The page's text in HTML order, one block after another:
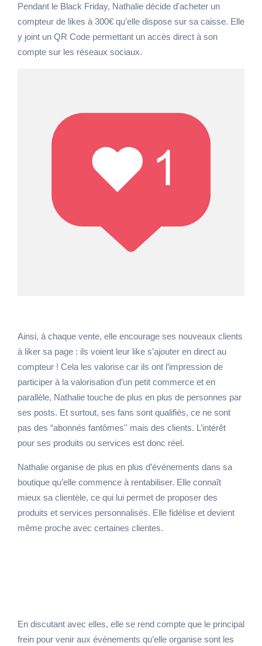
Pendant le Black Friday, Nathalie décide d'acheter un
compteur de likes à 300€ qu’elle dispose sur sa caisse. Elle
y joint un QR Code permettant un accès direct à son
compte sur les réseaux sociaux.
Ainsi, à chaque vente, elle encourage ses nouveaux clients
à liker sa page : ils voient leur like s’ajouter en direct au
compteur ! Cela les valorise car ils ont l’impression de
participer à la valorisation d’un petit commerce et en
parallèle, Nathalie touche de plus en plus de personnes par
ses posts. Et surtout, ses fans sont qualifiés, ce ne sont
pas des “abonnés fantômes'' mais des clients. L’intérêt
pour ses produits ou services est donc réel.
Nathalie organise de plus en plus d’événements dans sa
boutique qu’elle commence à rentabiliser. Elle connaît
mieux sa clientèle, ce qui lui permet de proposer des
produits et services personnalisés. Elle fidélise et devient
même proche avec certaines clientes.
En discutant avec elles, elle se rend compte que le principal
frein pour venir aux événements qu’elle organise sont les